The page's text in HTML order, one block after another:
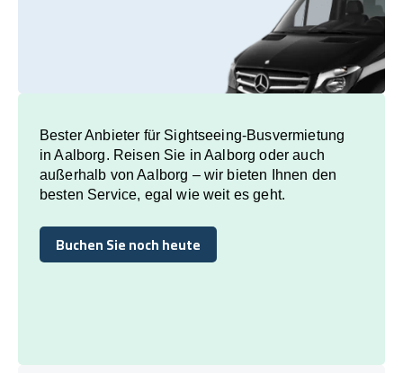
Bester Anbieter für Sightseeing-Busvermietung
in Aalborg. Reisen Sie in Aalborg oder auch
außerhalb von Aalborg – wir bieten Ihnen den
besten Service, egal wie weit es geht.
Buchen Sie noch heute
Buchen Sie noch heute